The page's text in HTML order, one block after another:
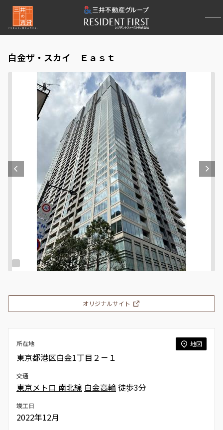
白金ザ・スカイ Ｅａｓｔ
オリジナルサイト
所在地 地図
東京都港区白金1丁目２－１
交通
東京メトロ 南北線 白金高輪徒歩3分
竣工日
2022年12月